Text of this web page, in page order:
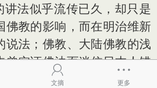
法似乎流传已久，却只是
佛教的影响，而在明治维新
说法；佛教、大陆佛教的浅
曾实证佛法而迷信日本人错
为这些别有用心的日本佛学
文摘 更多